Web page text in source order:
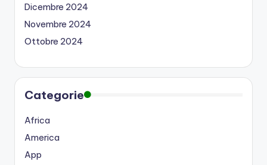
Dicembre 2024
Novembre 2024
Ottobre 2024
Categorie
Africa
America
App